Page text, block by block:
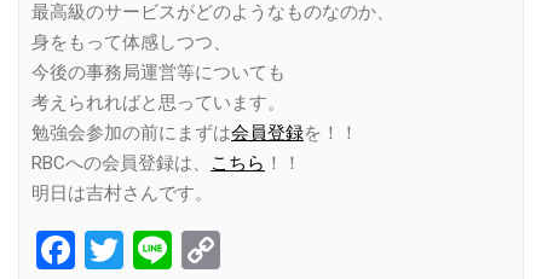
最高級のサービスがどのようなものなのか、
身をもって体感しつつ、
今後の事務局運営等についても
考えられればと思っています。
勉強会参加の前にまずは会員登録を！！
RBCへの会員登録は、
こちら ！！
明日は吉村さんです。
Facebook
Twitter
Line